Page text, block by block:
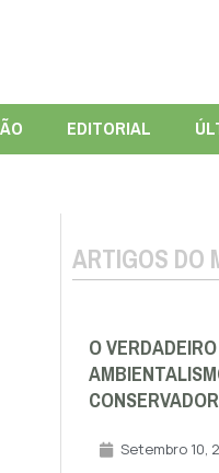
EDITORIAL
ARTIGOS DO
O VERDADEIRO
Setembro 10,